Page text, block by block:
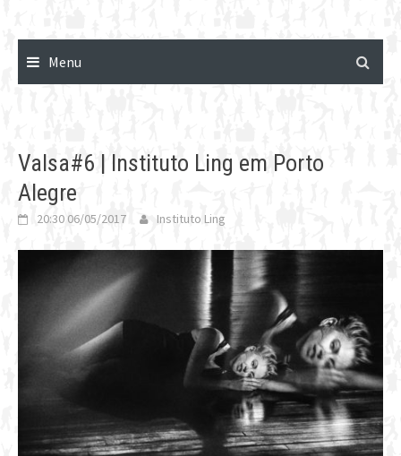
Menu
Valsa#6 | Instituto Ling em Porto
Alegre
20:30 06/05/2017 Instituto Ling